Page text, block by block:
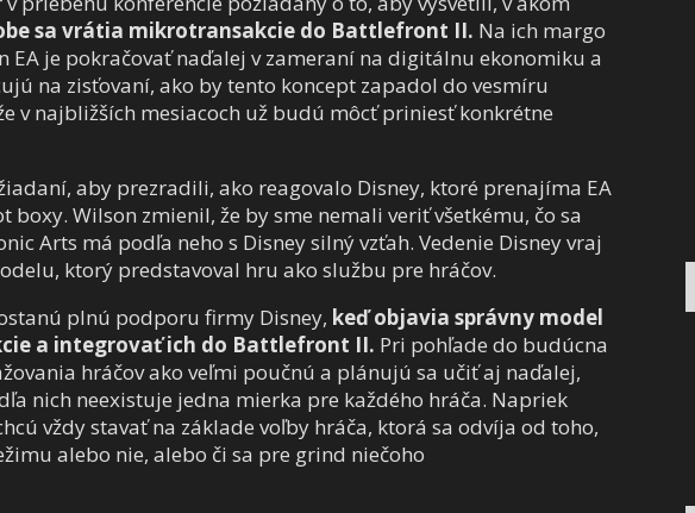
sa vrátia mikrotransakcie do Battlefront II. Na ich margo
EA je pokračovať naďalej v zameraní na digitálnu ekonomiku a
na zisťovaní, ako by tento koncept zapadol do vesmíru
v najbližších mesiacoch už budú môcť priniesť konkrétne
aby prezradili, ako reagovalo Disney, ktoré prenajíma EA
boxy. Wilson zmienil, že by sme nemali veriť všetkému, čo sa
Arts má podľa neho s Disney silný vzťah. Vedenie Disney vraj
ktorý predstavoval hru ako službu pre hráčov.
plnú podporu firmy Disney, keď objavia správny model
a integrovať ich do Battlefront II. Pri pohľade do budúcna
hráčov ako veľmi poučnú a plánujú sa učiť aj naďalej,
nich neexistuje jedna mierka pre každého hráča. Napriek
vždy stavať na základe voľby hráča, ktorá sa odvíja od toho,
alebo nie, alebo či sa pre grind niečoho